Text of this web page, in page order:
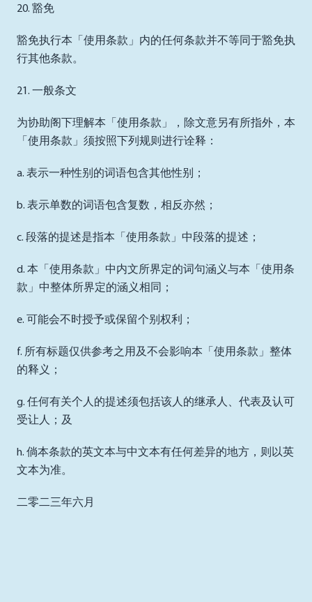
20. 豁免
豁免执行本「使用条款」内的任何条款并不等同于豁免执
行其他条款。
21. 一般条文
为协助阁下理解本「使用条款」，除文意另有所指外，本
「使用条款」须按照下列规则进行诠释：
a. 表示一种性别的词语包含其他性别；
b. 表示单数的词语包含复数，相反亦然；
c. 段落的提述是指本「使用条款」中段落的提述；
d. 本「使用条款」中内文所界定的词句涵义与本「使用条
款」中整体所界定的涵义相同；
e. 可能会不时授予或保留个别权利；
f. 所有标题仅供参考之用及不会影响本「使用条款」整体
的释义；
g. 任何有关个人的提述须包括该人的继承人、代表及认可
受让人；及
h. 倘本条款的英文本与中文本有任何差异的地方，则以英
文本为准。
二零二三年六月